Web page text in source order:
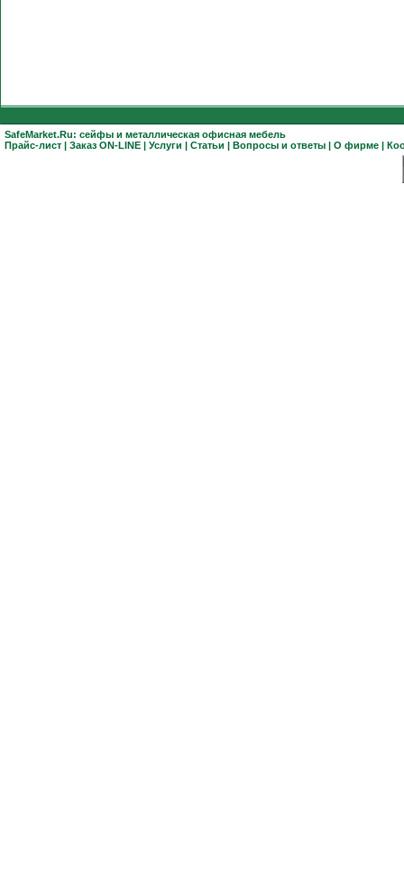
SafeMarket.Ru: сейфы и металлическая офисная мебель
Прайс-лист | Заказ ON-LINE | Услуги | Статьи | Вопросы и ответы | О фирме |